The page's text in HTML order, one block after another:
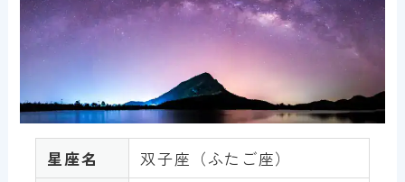
星座名
双子座（ふたご座）